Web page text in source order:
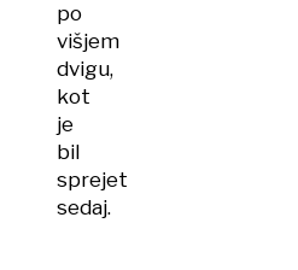
po
višjem
dvigu,
kot
je
bil
sprejet
sedaj.